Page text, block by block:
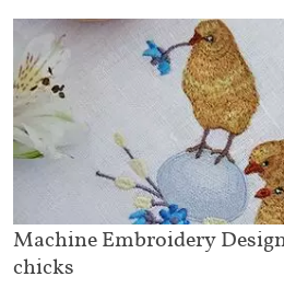
Machine Embroidery
chicks